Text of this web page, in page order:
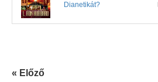
Dianetikát?
« Előző